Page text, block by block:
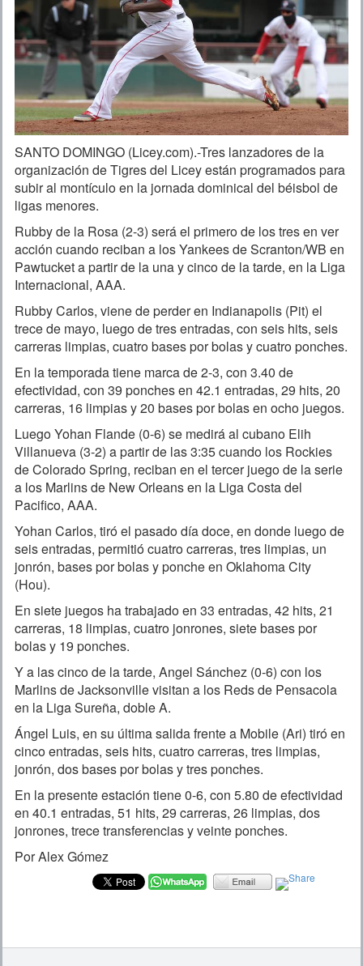
SANTO DOMINGO (Licey.com).-Tres lanzadores de la
organización de Tigres del Licey están programados para
subir al montículo en la jornada dominical del béisbol de
ligas menores.
Rubby de la Rosa (2-3) será el primero de los tres en ver
acción cuando reciban a los Yankees de Scranton/WB en
Pawtucket a partir de la una y cinco de la tarde, en la Liga
Internacional, AAA.
Rubby Carlos, viene de perder en Indianapolis (Pit) el
trece de mayo, luego de tres entradas, con seis hits, seis
carreras limpias, cuatro bases por bolas y cuatro ponches.
En la temporada tiene marca de 2-3, con 3.40 de
efectividad, con 39 ponches en 42.1 entradas, 29 hits, 20
carreras, 16 limpias y 20 bases por bolas en ocho juegos.
Luego Yohan Flande (0-6) se medirá al cubano Elih
Villanueva (3-2) a partir de las 3:35 cuando los Rockies
de Colorado Spring, reciban en el tercer juego de la serie
a los Marlins de New Orleans en la Liga Costa del
Pacifico, AAA.
Yohan Carlos, tiró el pasado día doce, en donde luego de
seis entradas, permitió cuatro carreras, tres limpias, un
jonrón, bases por bolas y ponche en Oklahoma City
(Hou).
En siete juegos ha trabajado en 33 entradas, 42 hits, 21
carreras, 18 limpias, cuatro jonrones, siete bases por
bolas y 19 ponches.
Y a las cinco de la tarde, Angel Sánchez (0-6) con los
Marlins de Jacksonville visitan a los Reds de Pensacola
en la Liga Sureña, doble A.
Ángel Luis, en su última salida frente a Mobile (Ari) tiró en
cinco entradas, seis hits, cuatro carreras, tres limpias,
jonrón, dos bases por bolas y tres ponches.
En la presente estación tiene 0-6, con 5.80 de efectividad
en 40.1 entradas, 51 hits, 29 carreras, 26 limpias, dos
jonrones, trece transferencias y veinte ponches.
Por Alex Gómez